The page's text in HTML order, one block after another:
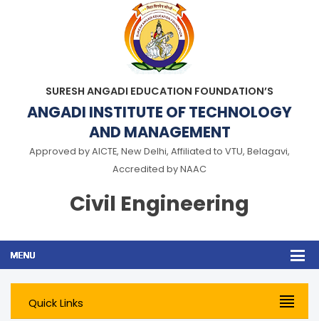
SURESH ANGADI EDUCATION FOUNDATION’S
ANGADI INSTITUTE OF TECHNOLOGY
AND MANAGEMENT
Approved by AICTE, New Delhi, Affiliated to VTU, Belagavi,
Accredited by NAAC
Civil Engineering
Quick Links